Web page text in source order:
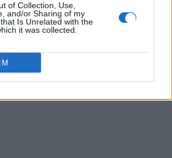
of Collection, Use,
and/or Sharing of my
Is Unrelated with the
it was collected.
Κουβαρά Αττικής: Εκκένωση
εργοστάσιο, κάηκαν κτηνοτροφικές